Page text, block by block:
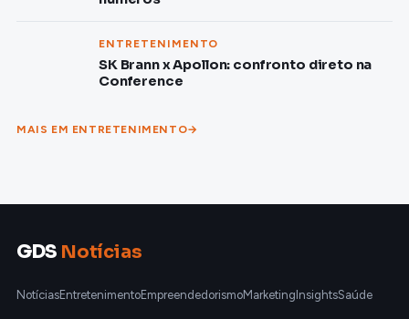
ENTRETENIMENTO
SK Brann x Apollon: confronto direto na
Conference
MAIS EM ENTRETENIMENTO
GDS Notícias
NotíciasEntretenimentoEmpreendedorismoMarketingInsightsSaúde